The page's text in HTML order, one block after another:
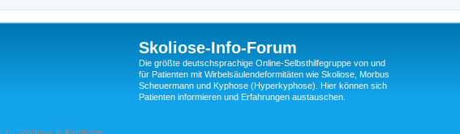
Skoliose-Info-Forum
Die größte deutschsprachige Online-Selbsthilfegruppe von und
für Patienten mit Wirbelsäulendeformitäten wie Skoliose, Morbus
Scheuermann und Kyphose (Hyperkyphose). Hier können sich
Patienten informieren und Erfahrungen austauschen.